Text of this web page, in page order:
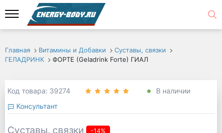
Главная Витамины и Добавки
Суставы, связки
ГЕЛАДРИНК
ФОРТЕ (Geladrink Forte) ГИАЛ
Код товара: 39274
В наличии
Консультант
Суставы, связки -14%